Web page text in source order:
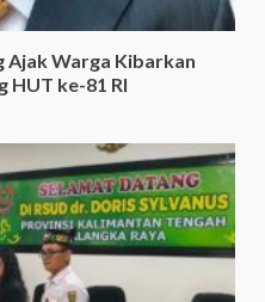
Ajak Warga Kibarkan
HUT ke-81 RI